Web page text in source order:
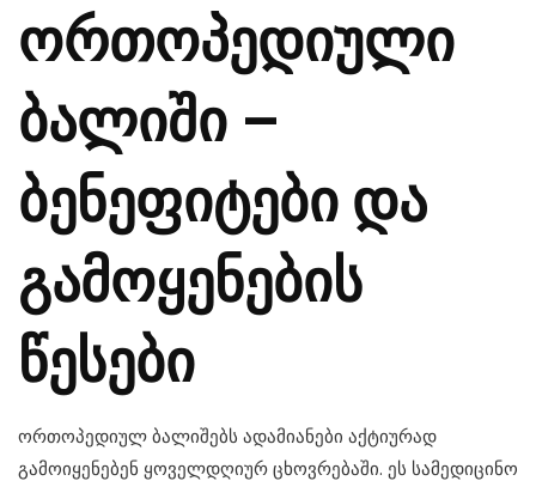
ორთოპედიული
ბალიში –
ბენეფიტები და
გამოყენების
წესები
ორთოპედიულ ბალიშებს ადამიანები აქტიურად
გამოიყენებენ ყოველდღიურ ცხოვრებაში. ეს სამედიცინო